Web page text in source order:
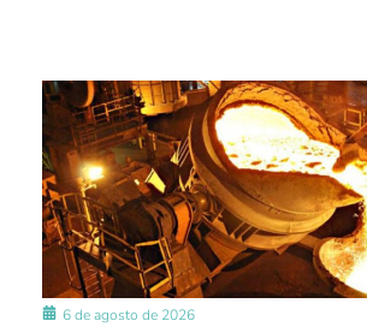
6 de agosto de 2026